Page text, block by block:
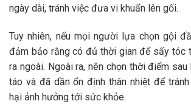
ngày dài, tránh việc đưa vi khuẩn lên gối.
Tuy nhiên, nếu mọi người lựa chọn gội
đảm bảo rằng có đủ thời gian để sấy tóc
ra ngoài. Ngoài ra, nên chọn thời điểm
táo và đã dần ổn định thân nhiệt để
hại ảnh hưởng tới sức khỏe.